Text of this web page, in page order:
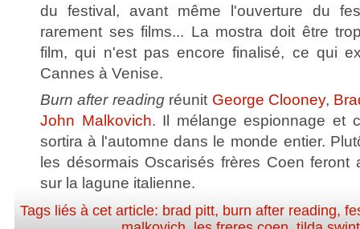
du festival, avant même l'ouverture du
rarement ses films... La mostra doit être
film, qui n'est pas encore finalisé, ce qui
Cannes à Venise.
Burn after readingréunit George Clooney,
John Malkovich. Il mélange espionnage et
sortira à l'automne dans le monde entier.
les désormais Oscarisés frères Coen feront
sur la lagune italienne.
Tags liés à cet article: brad pitt, burn after reading,